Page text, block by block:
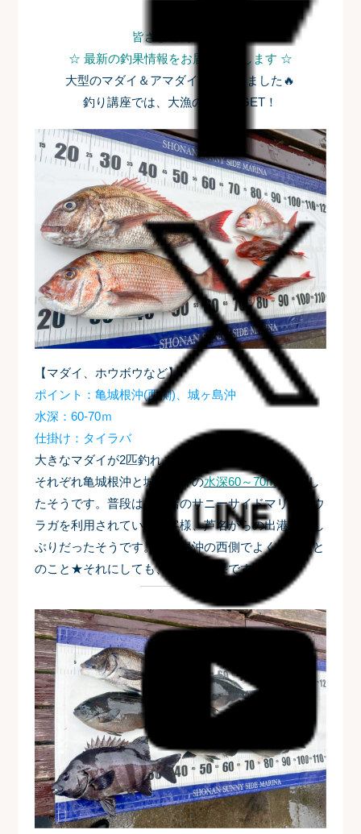
皆さまこんにちは
☆ 最新の釣果情報をお届けいたします ☆
大型のマダイ＆アマダイが上がりました🔥
釣り講座では、大漁のアジもGET！
【マダイ、ホウボウなど】
ポイント：亀城根沖(西側)、城ヶ島沖
水深：60-70ｍ
仕掛け：タイラバ
大きなマダイが2匹釣れました！
それぞれ亀城根沖と城ヶ島沖の水深60～70m でHITし
たそうです。普段は姉妹店のサニーサイドマリーナウ
ラガを利用されているお客様、芦名からの出港は久し
ぶりだったそうです。亀城根沖の西側でよく釣れたと
のこと★それにしても、見事な釣果ですね！